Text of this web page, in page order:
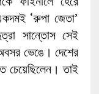
‘রুপা জেতা’
সান্তোস সেই
ভেঙে। দেশের
চেয়েছিলেন। তাই